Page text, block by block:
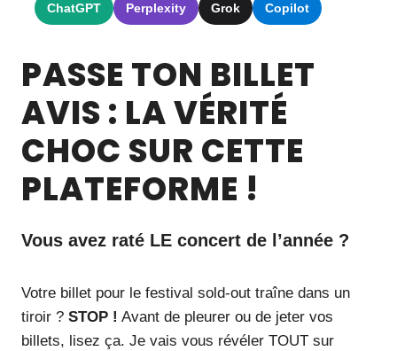
ChatGPT Perplexity Grok Copilot
PASSE TON BILLET
AVIS : LA VÉRITÉ
CHOC SUR CETTE
PLATEFORME !
Vous avez raté LE concert de l’année ?
Votre billet pour le festival sold-out traîne dans un
tiroir ? STOP ! Avant de pleurer ou de jeter vos
billets, lisez ça. Je vais vous révéler TOUT sur